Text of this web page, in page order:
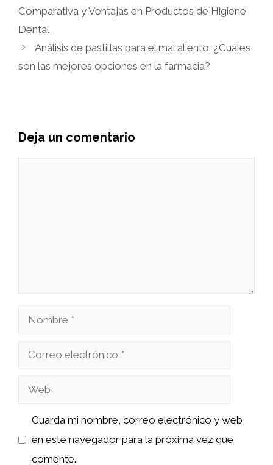
Comparativa y Ventajas en Productos de Higiene
Dental
Análisis de pastillas para el mal aliento: ¿Cuáles
son las mejores opciones en la farmacia?
Deja un comentario
Nombre
Correo
Web
Guarda mi nombre, correo electrónico y web
en este navegador para la próxima vez que
comente.